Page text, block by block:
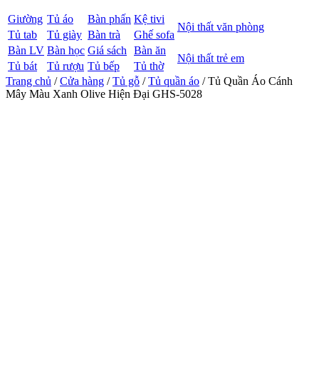
Giường Tủ áo Bàn phấn Kệ tivi
Nội thất văn phòng
Tủ tab Tủ giày Bàn trà
Ghế sofa
Bàn LV Bàn học Giá sách Bàn ăn
Nội thất trẻ em
Tủ bát Tủ rượu Tủ bếp
Tủ thờ
Trang chủ /Cửa hàng /Tủ gỗ /Tủ quần áo / Tủ Quần Áo Cánh
Mây Màu Xanh Olive Hiện Đại GHS-5028